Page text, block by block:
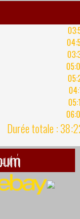
Durée totale :